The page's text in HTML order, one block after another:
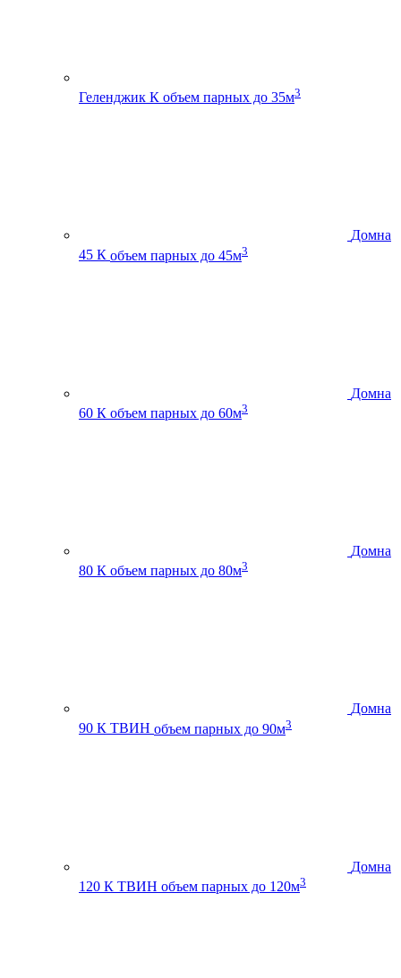
Геленджик К объем парных до 35м3
Домна
45 К объем парных до 45м3
Домна
60 К объем парных до 60м3
Домна
80 К объем парных до 80м3
Домна
90 К ТВИН объем парных до 90м3
Домна
120 К ТВИН объем парных до 120м3